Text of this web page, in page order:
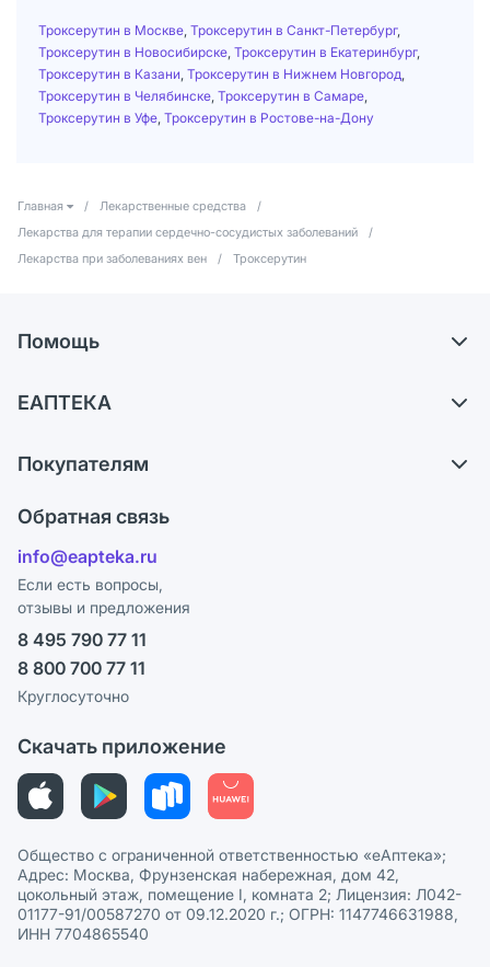
Троксерутин в Москве Троксерутин в Санкт-Петербург,
Троксерутин в Новосибирске Троксерутин в Екатеринбург,
Троксерутин в Казани Троксерутин в Нижнем Новгород
Троксерутин в Челябинске Троксерутин в Самаре
Троксерутин в Уфе Троксерутин в Ростове-на-Дону
Главная / Лекарственные средства
/
Лекарства для терапии сердечно-сосудистых заболеваний
/
Лекарства при заболеваниях вен
/ Троксерутин
Помощь
Обмен и возврат
Блог
ЕАПТЕКА
Карьера
Поставщики
Лицензия
Реклама на сайте
Ваши товары на ЕАПТЕКЕ
СМИ о нас
Покупателям
Программа СберСпасибо
Политика конфиденциальности
Пользовательское соглашение
Политика рекомендаций
Политика в отношении обработки персональных данных
Обратная связь
info@eapteka.ru
Если есть вопросы,
отзывы и предложения
8 495 790 77 11
8 800 700 77 11
Круглосуточно
Скачать приложение
Общество с ограниченной ответственностью «еАптека»;
Адрес: Москва, Фрунзенская набережная, дом 42,
цокольный этаж, помещение I, комната 2; Лицензия: Л042-
01177-91/00587270 от 09.12.2020 г.; ОГРН: 1147746631988,
ИНН 7704865540